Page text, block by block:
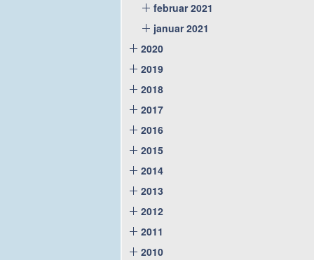
februar 2021
januar 2021
2020
2019
2018
2017
2016
2015
2014
2013
2012
2011
2010